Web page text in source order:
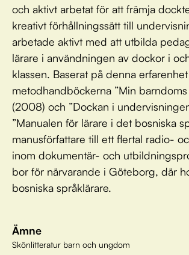
och aktivt arbetat för att främja
kreativt förhållningssätt till
arbetade aktivt med att utbilda
lärare i användningen av dockor i
klassen. Baserat på denna
metodhandböckerna ”Min
(2008) och ”Dockan i
”Manualen för lärare i det bosniska
manusförfattare till ett flertal radio-
inom dokumentär- och
bor för närvarande i Göteborg, där
bosniska språklärare.
Ämne
Skönlitteratur barn och ungdom